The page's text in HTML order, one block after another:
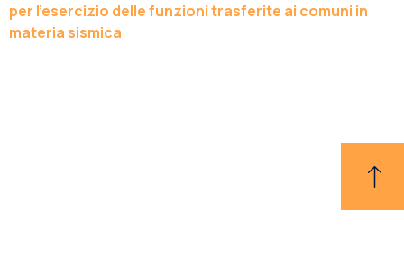
per l’esercizio delle funzioni trasferite ai comuni in
materia sismica